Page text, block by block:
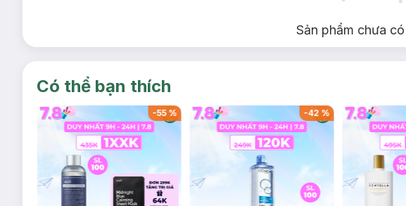
Sản phẩm chưa
Có thể bạn thích
-55% -42 %